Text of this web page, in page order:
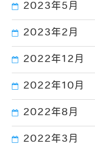
2023年5月
2023年2月
2022年12月
2022年10月
2022年8月
2022年3月